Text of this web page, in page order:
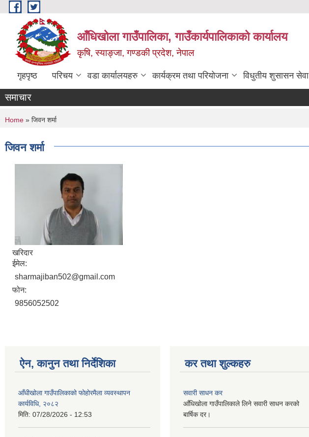
Skip to main content
आँधिखोला गाउँपालिका, गाउँकार्यपालिकाको कार्यालय
कृषि, स्याङ्जा, गण्डकी प्रदेश, नेपाल
गृहपृष्ठ परिचय वडा कार्यालयहरु कार्यक्रम तथा परियोजना विधुतीय शुसासन सेवा
समाचार
You are here
Home » जिवन शर्मा
जिवन शर्मा
खरिदार
ईमेल:
sharmajiban502@gmail.com
फोन:
9856052502
ऐन, कानुन तथा निर्देशिका
आँधीखोला गाउँपालिकाको फोहोरमैला व्यवस्थापन
कार्यविधि, २०८२
मिति: 07/28/2026 - 12:53
कर तथा शुल्कहरु
सवारी साधन कर
आँधिखोला गाउँपालिकाले लिने सवारी साधन करको
बार्षिक दर।